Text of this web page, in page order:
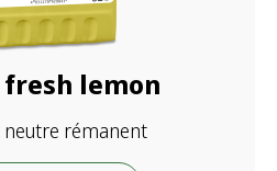
fresh lemon
rémanent